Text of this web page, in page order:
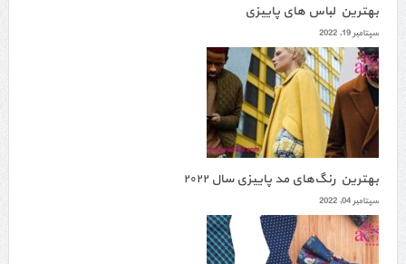
بهترین لباس های پاییزی
سپتامبر 19, 2022
بهترین رنگ‌های مد پاییزی سال ۲۰۲۲
سپتامبر 04, 2022